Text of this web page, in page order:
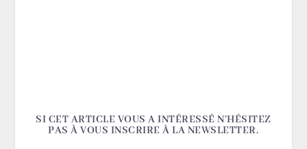
SI CET ARTICLE VOUS A INTÉRESSÉ N’HÉSITEZ
PAS À VOUS INSCRIRE À LA NEWSLETTER.